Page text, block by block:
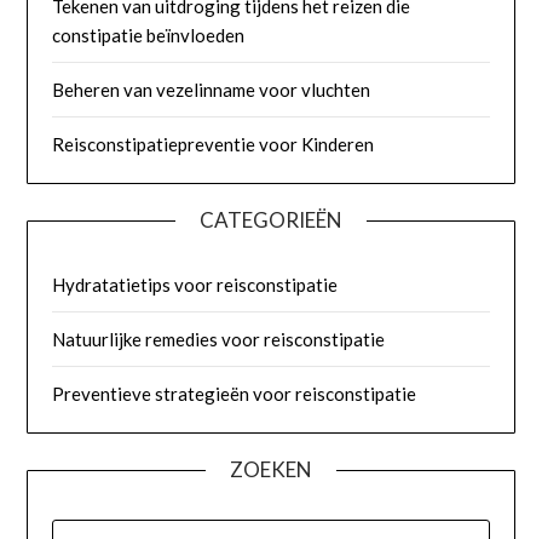
Tekenen van uitdroging tijdens het reizen die
constipatie beïnvloeden
Beheren van vezelinname voor vluchten
Reisconstipatiepreventie voor Kinderen
CATEGORIEËN
Hydratatietips voor reisconstipatie
Natuurlijke remedies voor reisconstipatie
Preventieve strategieën voor reisconstipatie
ZOEKEN